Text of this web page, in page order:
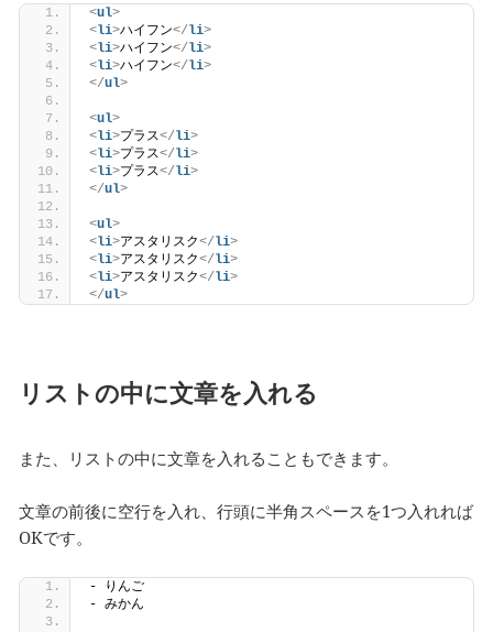
<ul>
<li>ハイフン</li>
<li>ハイフン</li>
<li>ハイフン</li>
</ul>
<ul>
<li>プラス</li>
<li>プラス</li>
<li>プラス</li>
</ul>
<ul>
<li>アスタリスク</li>
<li>アスタリスク</li>
<li>アスタリスク</li>
</ul>
リストの中に文章を入れる
また、リストの中に文章を入れることもできます。
文章の前後に空行を入れ、行頭に半角スペースを1つ入れれば
OKです。
- りんご
- みかん